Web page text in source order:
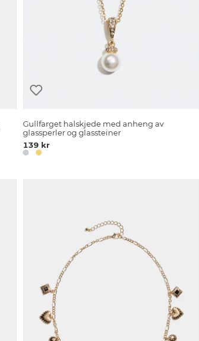
Gullfarget halskjede med anheng av
glassperler og glassteiner
139 kr